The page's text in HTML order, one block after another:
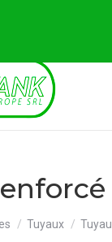
Tuyaux Tuyau